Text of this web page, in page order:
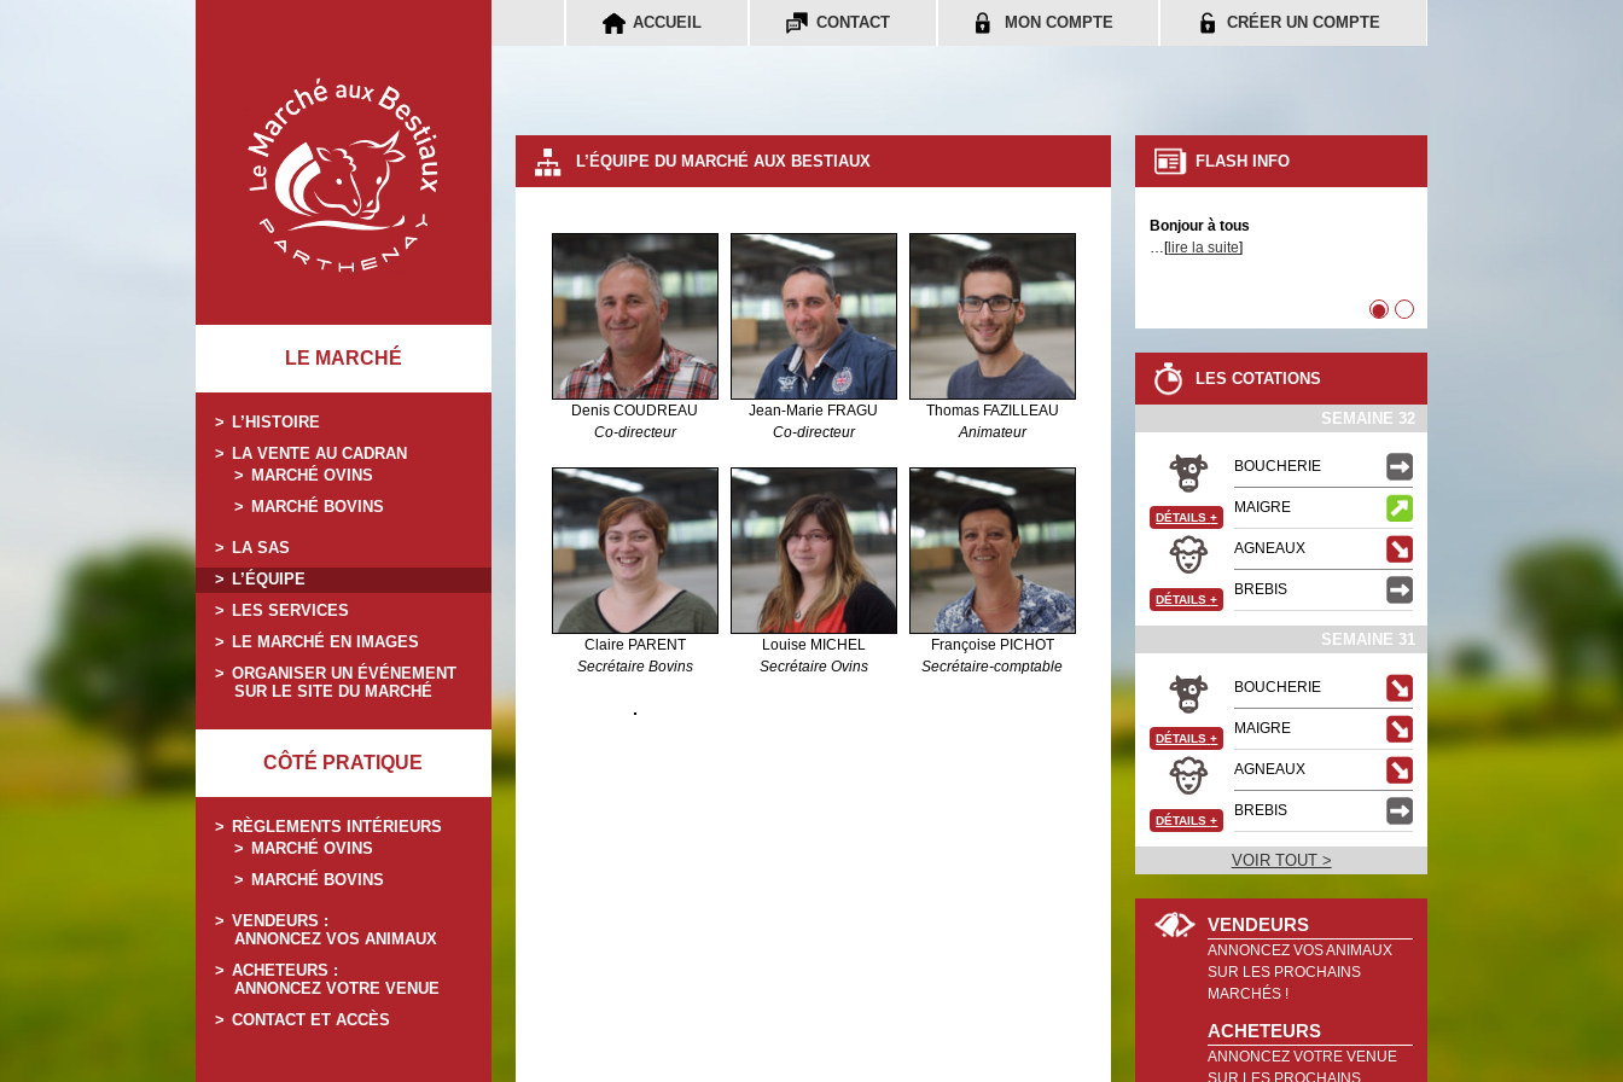
ACCUEIL CONTACT MON COMPTE CRÉER UN COMPTE
LE MARCHÉ
L’HISTOIRE
LA VENTE AU CADRAN
MARCHÉ OVINS
MARCHÉ BOVINS
LA SAS
L’ÉQUIPE
LES SERVICES
LE MARCHÉ EN IMAGES
ORGANISER UN ÉVÉNEMENT
SUR LE SITE DU MARCHÉ
CÔTÉ PRATIQUE
RÈGLEMENTS INTÉRIEURS
MARCHÉ OVINS
MARCHÉ BOVINS
VENDEURS :
ANNONCEZ VOS ANIMAUX
ACHETEURS :
ANNONCEZ VOTRE VENUE
CONTACT ET ACCÈS
L’ÉQUIPE DU MARCHÉ AUX BESTIAUX
Denis COUDREAU
Co-directeur
Jean-Marie FRAGU
Co-directeur
Thomas FAZILLEAU
Animateur
Claire PARENT
Secrétaire Bovins
Louise MICHEL
Secrétaire Ovins
Françoise PICHOT
Secrétaire-comptable
FLASH INFO
Bonjour à tous
…[lire la suite]
••
LES COTATIONS
SEMAINE 32
BOUCHERIE
MAIGRE
DÉTAILS +
AGNEAUX
BREBIS
DÉTAILS +
SEMAINE 31
BOUCHERIE
MAIGRE
DÉTAILS +
AGNEAUX
BREBIS
DÉTAILS +
VOIR TOUT >
VENDEURS
ANNONCEZ VOS ANIMAUX
SUR LES PROCHAINS
MARCHÉS !
ACHETEURS
ANNONCEZ VOTRE VENUE